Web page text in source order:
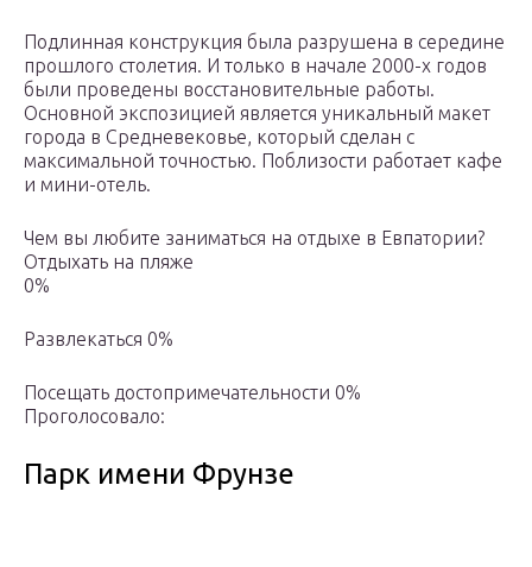
Подлинная конструкция была разрушена в середине
прошлого столетия. И только в начале 2000-х годов
были проведены восстановительные работы.
Основной экспозицией является уникальный макет
города в Средневековье, который сделан с
максимальной точностью. Поблизости работает кафе
и мини-отель.
Чем вы любите заниматься на отдыхе в Евпатории?
Отдыхать на пляже
0%
Развлекаться 0%
Посещать достопримечательности 0%
Проголосовало:
Парк имени Фрунзе